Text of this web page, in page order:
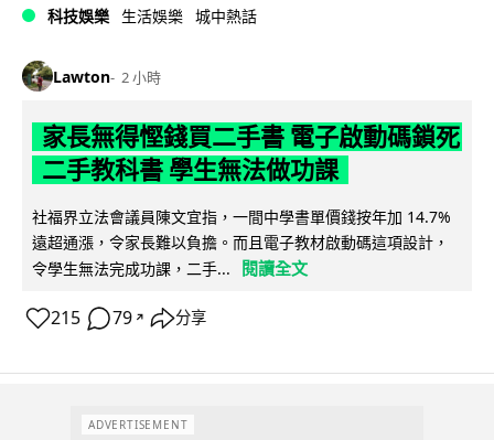
科技娛樂 生活娛樂 城中熱話
Lawton 2 小時
家長無得慳錢買二手書 電子啟動碼鎖死
二手教科書 學生無法做功課
社福界立法會議員陳文宜指，一間中學書單價錢按年加 14.7%
遠超通漲，令家長難以負擔。而且電子教材啟動碼這項設計，
令學生無法完成功課，二手...
閱讀全文
215 79 ↗ 分享
ADVERTISEMENT